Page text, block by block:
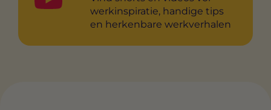
werkinspiratie, handige tips
en herkenbare werkverhalen